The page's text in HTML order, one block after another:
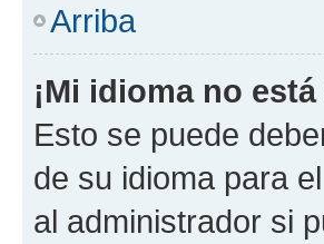
Arriba
¡Mi idioma no
Esto se puede
de su idioma para
al administrador si